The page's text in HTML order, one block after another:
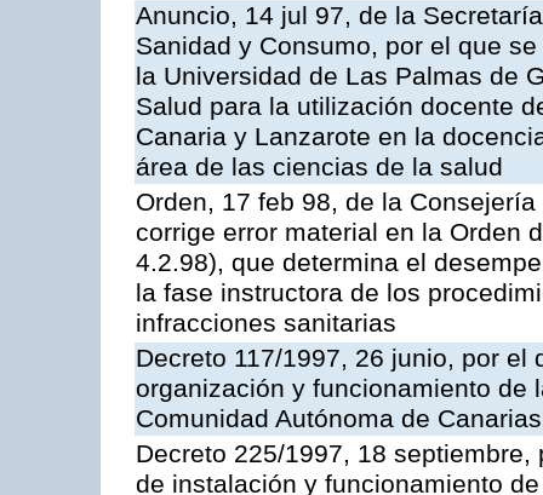
Anuncio, 14 jul 97, de la
Sanidad y Consumo, por el que
la Universidad de Las Palmas de
Salud para la utilización docente
Canaria y Lanzarote en la
área de las ciencias de la salud
Orden, 17 feb 98, de la
corrige error material en la Orden
4.2.98), que determina el
la fase instructora de los
infracciones sanitarias
Decreto 117/1997, 26 junio, por
organización y funcionamiento de
Comunidad Autónoma de Canarias
Decreto 225/1997, 18
de instalación y funcionamiento